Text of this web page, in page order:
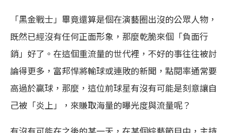
「黑金戰士」畢竟還算是個在演藝圈出沒的公眾人物，
既然已經沒有任何正面形象，那麼乾脆來個「負面行
銷」好了。在這個重流量的世代裡，不好的事往往被討
論得更多，富邦悍將輸球或連敗的新聞，點閱率通常要
高過於贏球，那麼，這位前球星有沒有可能是刻意讓自
己被「炎上」，來賺取海量的曝光度與流量呢？